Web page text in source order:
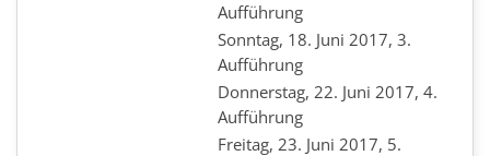
Aufführung
Sonntag, 18. Juni 2017, 3.
Aufführung
Donnerstag, 22. Juni 2017, 4.
Aufführung
Freitag, 23. Juni 2017, 5.